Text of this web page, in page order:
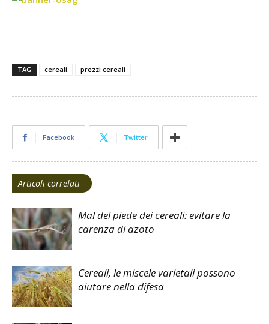
TAG cereali prezzi cereali
Facebook Twitter
Articoli correlati
Mal del piede dei cereali: evitare la
carenza di azoto
Cereali, le miscele varietali possono
aiutare nella difesa